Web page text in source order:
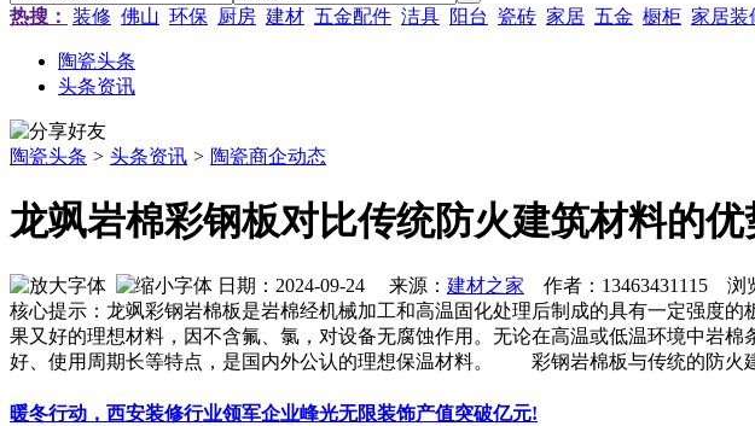
热搜： 装修 佛山 环保 厨房 建材 五金配件 洁具 阳台 瓷砖 家居 五金 橱柜 家居装
陶瓷头条
头条资讯
陶瓷头条 > 头条资讯 > 陶瓷商企动态
龙飒岩棉彩钢板对比传统防火建筑材料的优
日期：2024-09-24 来源： 建材之家 作者：13463431115 浏
核心提示：龙飒彩钢岩棉板是岩棉经机械加工和高温固化处理后制成的具有一定强度
果又好的理想材料，因不含氟、氯，对设备无腐蚀作用。无论在高温或低温环境中岩
好、使用周期长等特点，是国内外公认的理想保温材料。 彩钢岩棉板与传统的防火
暖冬行动，西安装修行业领军企业峰光无限装饰产值突破亿元!